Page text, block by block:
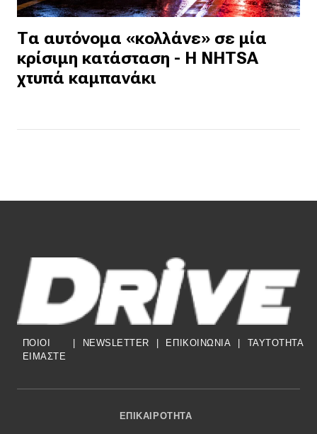
Τα αυτόνομα «κολλάνε» σε μία
κρίσιμη κατάσταση - Η NHTSA
χτυπά καμπανάκι
ΠΟΙΟΙ
ΕΙΜΑΣΤΕ
NEWSLETTER ΕΠΙΚΟΙΝΩΝΙΑ TAYTOTHTA
Footer Menu
ΕΠΙΚΑΙΡΌΤΗΤΑ